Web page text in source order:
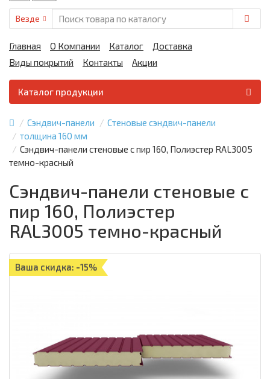
Везде
Главная О Компании Каталог
Доставка
Виды покрытий
Контакты Акции
Каталог продукции
Сэндвич-панели
Стеновые сэндвич-панели
толщина 160 мм
Сэндвич-панели стеновые с пир 160, Полиэстер RAL3005
темно-красный
Сэндвич-панели стеновые с
пир 160, Полиэстер
RAL3005 темно-красный
Ваша скидка: -15%